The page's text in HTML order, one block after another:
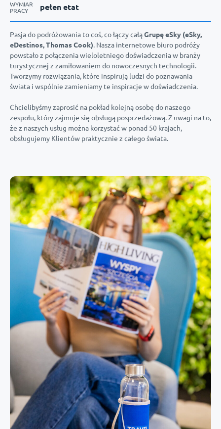
WYMIAR
PRACY
pełen etat
Pasja do podróżowania to coś, co łączy całąGrupę eSky (eSky,
eDestinos, Thomas Cook). Nasza internetowe biuro podróży
powstało z połączenia wieloletniego doświadczenia w branży
turystycznej z zamiłowaniem do nowoczesnych technologii.
Tworzymy rozwiązania, które inspirują ludzi do poznawania
świata i wspólnie zamieniamy te inspiracje w doświadczenia.
Chcielibyśmy zaprosić na pokład kolejną osobę do naszego
zespołu, który zajmuje się obsługą posprzedażową. Z uwagi na to,
że z naszych usług można korzystać w ponad 50 krajach,
obsługujemy Klientów praktycznie z całego świata.